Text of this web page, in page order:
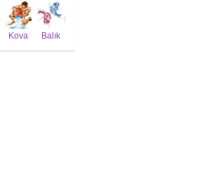
Kova Balık